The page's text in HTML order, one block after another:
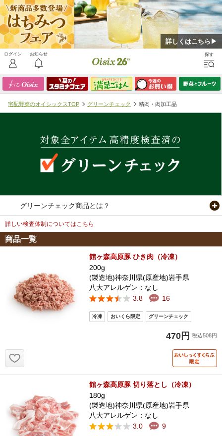
詳しくはこちら▶
宅配野菜のオイシックスTOP グリーンチェック 精肉・肉加工品
グリーンチェック商品とは？
詳しい検査体制についてはこちら
商品一覧
館ヶ森高原豚 ひき肉（冷凍）
200g
(製造地)神奈川県(原産地)岩手県
八大アレルゲン：なし
3.8
16
470円 税込508円
館ヶ森高原豚 切り落とし（冷凍）
180g
(製造地)神奈川県(原産地)岩手県
八大アレルゲン：なし
3.0
9